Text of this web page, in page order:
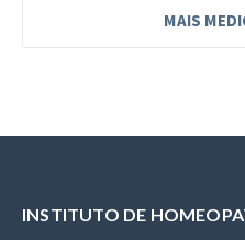
MAIS
INSTITUTO DE